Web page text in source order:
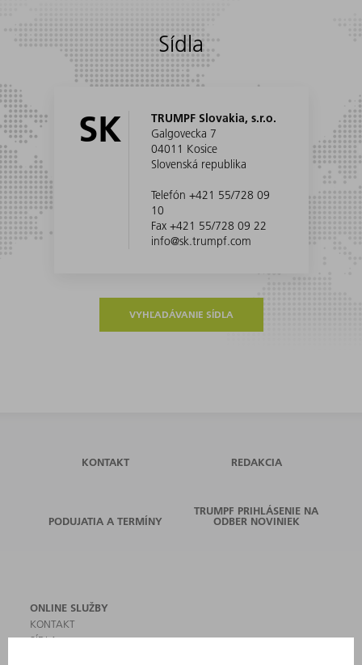
Sídla
SK
TRUMPF Slovakia, s.r.o.
Galgovecka 7
04011 Kosice
Slovenská republika
Telefón +421 55/728 09
10
Fax +421 55/728 09 22
info@sk.trumpf.com
VYHĽADÁVANIE SÍDLA
KONTAKT REDAKCIA
PODUJATIA A TERMÍNY
TRUMPF PRIHLÁSENIE NA
ODBER NOVINIEK
ONLINE SLUŽBY
KONTAKT
SÍDLA